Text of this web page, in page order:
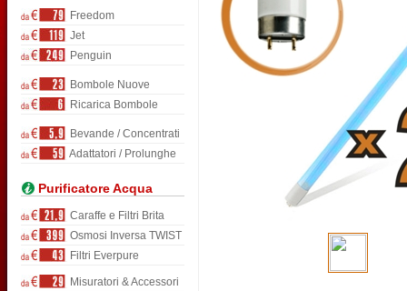
Freedom
Jet
Penguin
Bombole Nuove
Ricarica Bombole
Bevande / Concentrati
Adattatori / Prolunghe
Purificatore Acqua
Caraffe e Filtri Brita
Osmosi Inversa TWIST
Filtri Everpure
Misuratori & Accessori